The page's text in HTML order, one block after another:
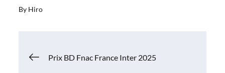
By Hiro
Navigation
Prix BD Fnac France Inter 2025